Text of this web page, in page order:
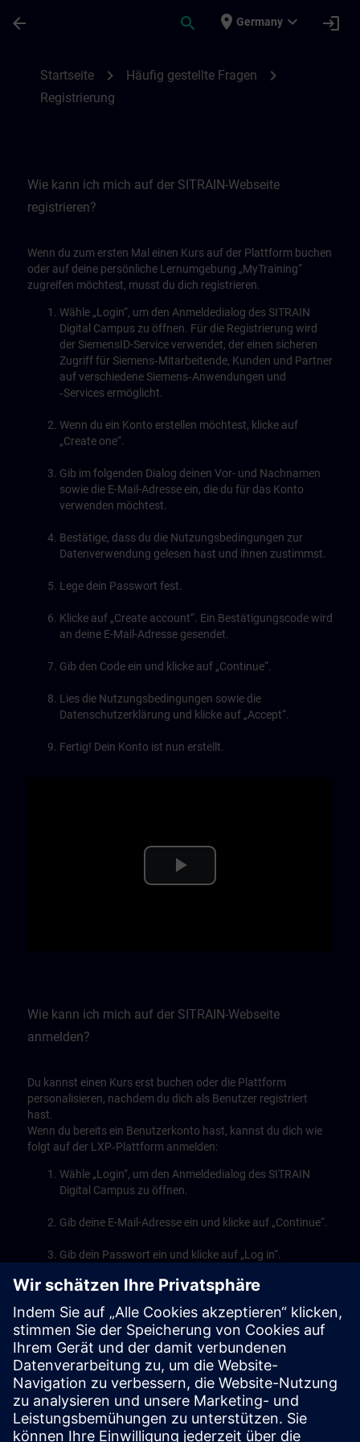
arrow_back search place Germany expand_more login
Startseite chevron_right Häufig gestellte Fragen chevron_right
Registrierung
Wie kann ich mich auf der SITRAIN-Webseite
registrieren?
Wenn du zum ersten Mal einen Kurs auf der Plattform buchen
oder auf deine persönliche Lernumgebung „MyTraining“
zugreifen möchtest, musst du dich registrieren.
Wähle „Login“, um den Anmeldedialog des SITRAIN
Digital Campus zu öffnen. Für die Registrierung wird
der SiemensID-Service verwendet, der einen sicheren
Zugriff für Siemens‑Mitarbeitende, Kunden und Partner
auf verschiedene Siemens‑Anwendungen und
‑Services ermöglicht.
Wenn du ein Konto erstellen möchtest, klicke auf
„Create one“.
Gib im folgenden Dialog deinen Vor- und Nachnamen
sowie die E-Mail-Adresse ein, die du für das Konto
verwenden möchtest.
Bestätige, dass du die Nutzungsbedingungen zur
Datenverwendung gelesen hast und ihnen zustimmst.
Lege dein Passwort fest.
Klicke auf „Create account“. Ein Bestätigungscode wird
an deine E-Mail-Adresse gesendet.
Gib den Code ein und klicke auf „Continue“.
Lies die Nutzungsbedingungen sowie die
Datenschutzerklärung und klicke auf „Accept“.
Fertig! Dein Konto ist nun erstellt.
Play
Wie kann ich mich auf der SITRAIN-Webseite
anmelden?
Du kannst einen Kurs erst buchen oder die Plattform
personalisieren, nachdem du dich als Benutzer registriert
hast.
Wenn du bereits ein Benutzerkonto hast, kannst du dich wie
folgt auf der LXP‑Plattform anmelden:
Wähle „Login“, um den Anmeldedialog des SITRAIN
Digital Campus zu öffnen.
Gib deine E-Mail-Adresse ein und klicke auf „Continue“.
Gib dein Passwort ein und klicke auf „Log in“.
Fertig! Du bist jetzt angemeldet.
Play